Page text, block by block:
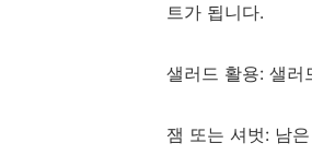
트가 됩니다.
샐러드 활용: 샐러
잼 또는 셔벗: 남